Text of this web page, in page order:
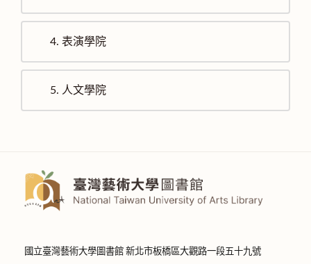
4. 表演學院
5. 人文學院
國立臺灣藝術大學圖書館 新北市板橋區大觀路一段五十九號